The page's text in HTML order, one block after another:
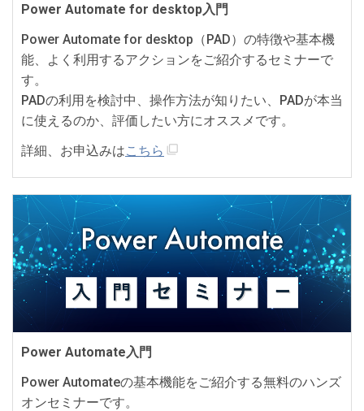
Power Automate for desktop入門
Power Automate for desktop（PAD）の特徴や基本機
能、よく利用するアクションをご紹介するセミナーで
す。
PADの利用を検討中、操作方法が知りたい、PADが本当
に使えるのか、評価したい方にオススメです。
詳細、お申込みはこちら
Power Automate入門
Power Automateの基本機能をご紹介する無料のハンズ
オンセミナーです。